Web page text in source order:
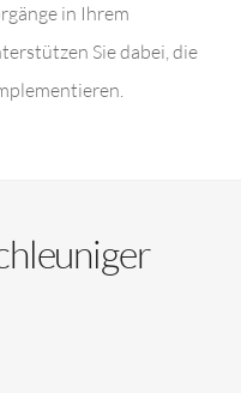
in Ihrem
Sie dabei, die